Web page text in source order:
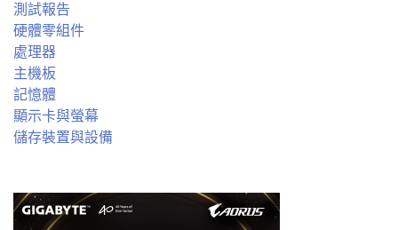
測試報告
硬體零組件
處理器
主機板
記憶體
顯示卡與螢幕
儲存裝置與設備